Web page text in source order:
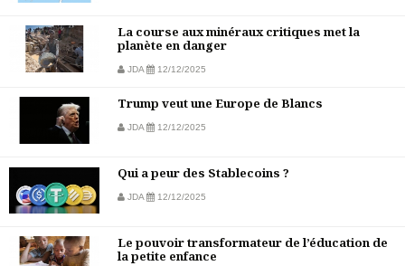
La course aux minéraux critiques met la
planète en danger
JDA 12/12/2025
Trump veut une Europe de Blancs
JDA 12/12/2025
Qui a peur des Stablecoins ?
JDA 12/12/2025
Le pouvoir transformateur de l’éducation de
la petite enfance